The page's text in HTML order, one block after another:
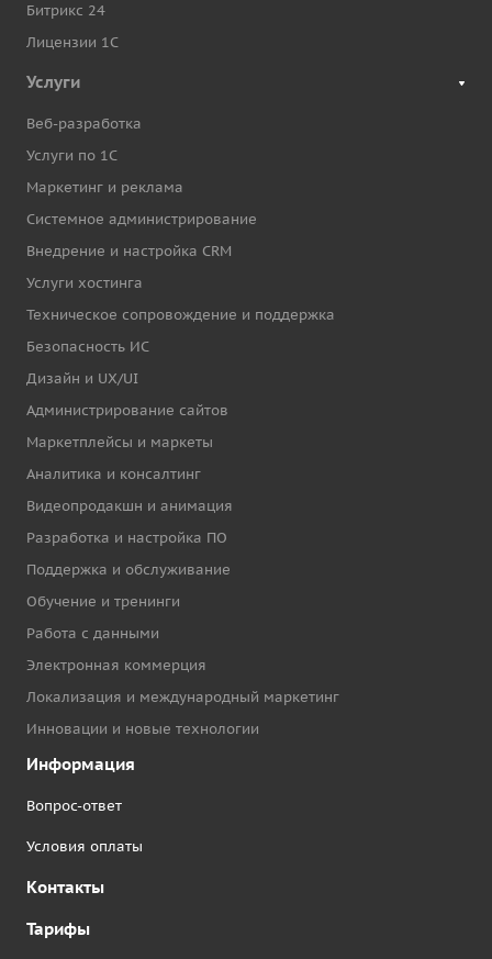
Битрикс 24
Лицензии 1С
Услуги
Веб-разработка
Услуги по 1С
Маркетинг и реклама
Системное администрирование
Внедрение и настройка CRM
Услуги хостинга
Техническое сопровождение и поддержка
Безопасность ИС
Дизайн и UX/UI
Администрирование сайтов
Маркетплейсы и маркеты
Аналитика и консалтинг
Видеопродакшн и анимация
Разработка и настройка ПО
Поддержка и обслуживание
Обучение и тренинги
Работа с данными
Электронная коммерция
Локализация и международный маркетинг
Инновации и новые технологии
Информация
Вопрос-ответ
Условия оплаты
Контакты
Тарифы